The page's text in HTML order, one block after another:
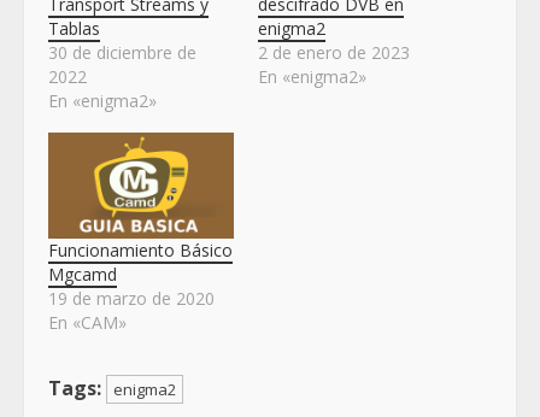
Tablas
30 de diciembre de
2022
En «enigma2»
enigma2
2 de enero de 2023
En «enigma2»
Funcionamiento Básico
Mgcamd
19 de marzo de 2020
En «CAM»
Tags: enigma2